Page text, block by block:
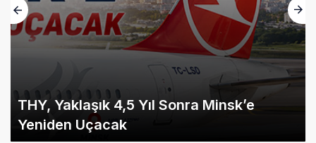
THY, Yaklaşık 4,5 Yıl Sonra Minsk’e
Yeniden Uçacak